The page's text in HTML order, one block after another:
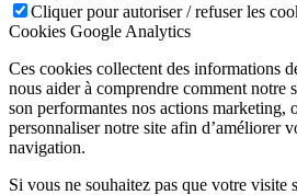
Cliquer pour autoriser / refuser les
Cookies Google Analytics
Ces cookies collectent des informations
nous aider à comprendre comment notre
son performantes nos actions marketing,
personnaliser notre site afin d’améliorer
navigation.
Si vous ne souhaitez pas que votre visite